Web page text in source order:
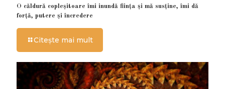
O căldură copleșitoare îmi inundă ființa și mă susține, îmi dă
forță, putere și încredere
Citește mai mult